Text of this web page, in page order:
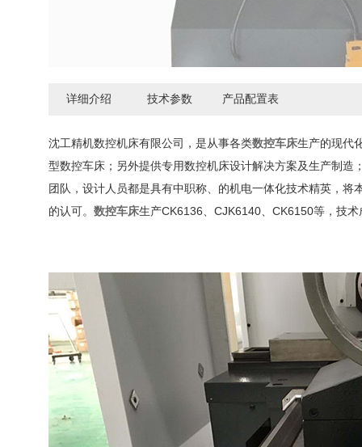
详细介绍 技术参数 产品配置表
沈工精机数控机床有限公司，是从事各类数控车床生产的现代
型数控车床；另外提供专用数控机床设计解决方案及生产制
团队，设计人员都是具有中职称、的机电一体化技术精英，
的认可。 数控车床生产CK6136、CJK6140、CK6150等，技